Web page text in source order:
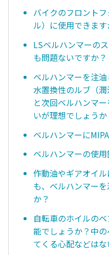
バイクのフロント
ル）に使用できます
LSベルハンマーの
も問題ないですか？
ベルハンマーを注
水置換性のルブ（
と次回ベルハンマ
いが理想でしょうか
ベルハンマーに
ベルハンマーの使用
作動油やギアオイ
も、ベルハンマー
か？
自転車のホイルの
能でしょうか？中
てくる心配などは